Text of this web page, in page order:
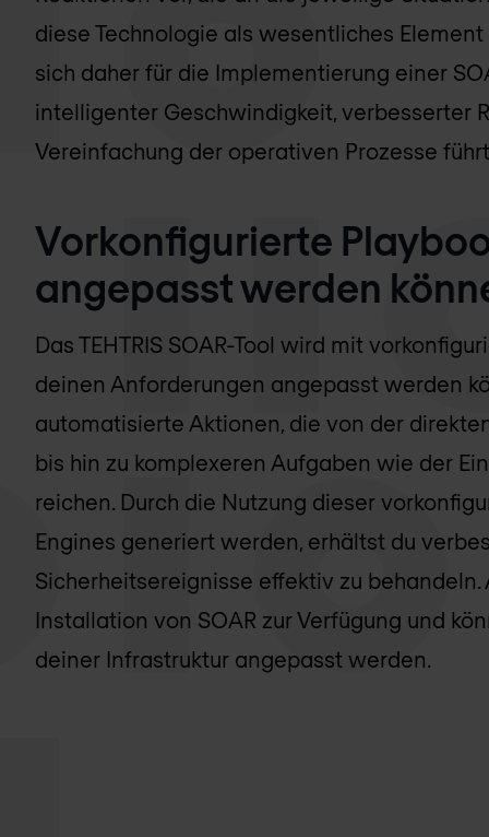
diese Technologie als wesentliches
sich daher für die Implementierung einer
intelligenter Geschwindigkeit, verbesserter
Vereinfachung der operativen Prozesse
Vorkonfigurierte
angepasst werden
Das TEHTRIS SOAR-Tool wird mit
deinen Anforderungen angepasst werden
automatisierte Aktionen, die von der
bis hin zu komplexeren Aufgaben wie der
reichen. Durch die Nutzung dieser
Engines generiert werden, erhältst du
Sicherheitsereignisse effektiv zu
Installation von SOAR zur Verfügung und
deiner Infrastruktur angepasst werden.